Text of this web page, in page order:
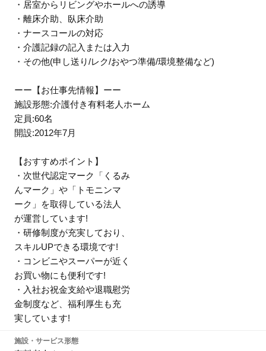
・居室からリビングやホールへの誘導
・離床介助、臥床介助
・ナースコールの対応
・介護記録の記入または入力
・その他(申し送り/レク/おやつ準備/環境整備など)
ーー【お仕事先情報】ーー
施設形態:介護付き有料老人ホーム
定員:60名
開設:2012年7月
【おすすめポイント】
・次世代認定マーク「くるみ
んマーク」や「トモニンマ
ーク」を取得している法人
が運営しています!
・研修制度が充実しており、
スキルUPできる環境です!
・コンビニやスーパーが近く
お買い物にも便利です!
・入社お祝金支給や退職慰労
金制度など、福利厚生も充
実しています!
施設・サービス形態